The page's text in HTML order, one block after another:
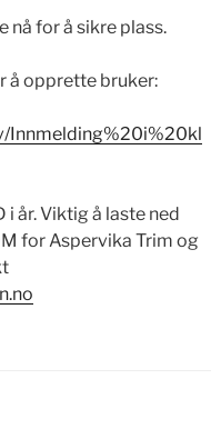
nå for å sikre plass.
å opprette bruker:
Innmelding%20i%20kl
år. Viktig å laste ned
for Aspervika Trim og